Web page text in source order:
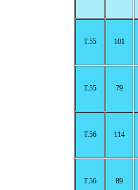
T.55 101
T.55 79
T.56 114
T.56 89